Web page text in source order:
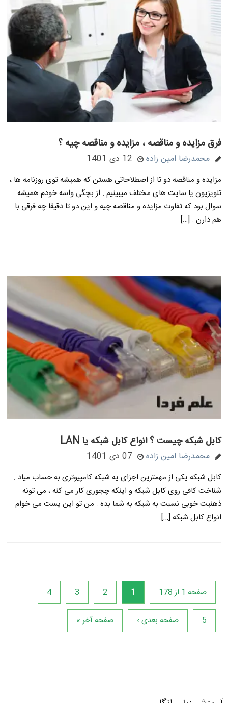
فرق مزایده و مناقصه ، مزایده و مناقصه چیه ؟
محمدرضا امین زاده 12 دی 1401
مزایده و مناقصه دو تا از اصطلاحاتی هستن که همیشه توی روزنامه ها ،
تلویزیون یا سایت های مختلف میبینیم . از بچگی واسه خودم همیشه
سوال بود که تفاوت مزایده و مناقصه چیه و این دو تا دقیقا چه فرقی با
هم دارن . […]
کابل شبکه چیست ؟ انواع کابل شبکه یا LAN
محمدرضا امین زاده 07 دی 1401
کابل شبکه یکی از مهمترین اجزای یه شبکه کامپیوتری به حساب میاد .
شناخت کافی روی کابل شبکه و اینکه چجوری کار می کنه ، می تونه
ذهنیت خوبی نسبت به شبکه به شما بده . من تو این پست می خوام
انواع کابل شبکه […]
صفحه 1 از 178 1
2
3
4
5 صفحه بعدی › صفحه آخر »